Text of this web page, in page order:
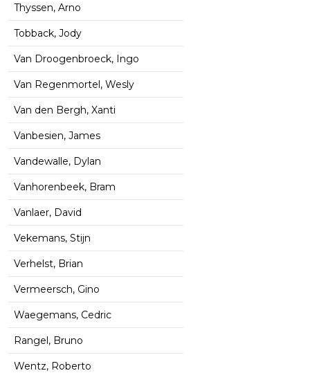
Thyssen, Arno
Tobback, Jody
Van Droogenbroeck, Ingo
Van Regenmortel, Wesly
Van den Bergh, Xanti
Vanbesien, James
Vandewalle, Dylan
Vanhorenbeek, Bram
Vanlaer, David
Vekemans, Stijn
Verhelst, Brian
Vermeersch, Gino
Waegemans, Cedric
Rangel, Bruno
Wentz, Roberto